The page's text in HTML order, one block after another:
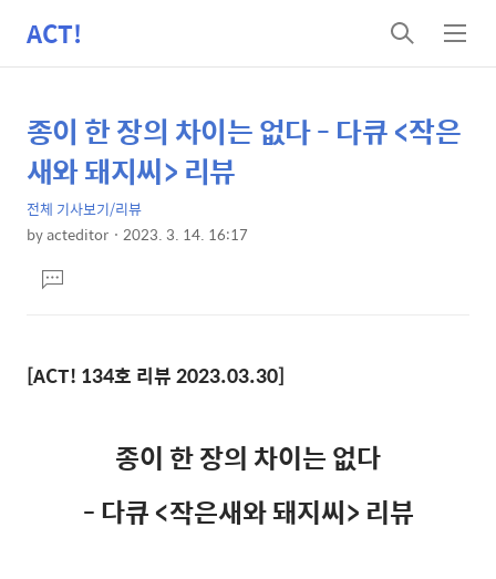
ACT!
검
색
메
뉴
상
세
컨
텐
본
문
제
목
종이 한 장의 차이는 없다 - 다큐 <작은
새와 돼지씨> 리뷰
전체 기사보기/리뷰
byacteditor 2023. 3. 14. 16:17
문댓
글
[ACT! 134호 리뷰 2023.03.30]
종이 한 장의 차이는 없다
- 다큐 <작은새와 돼지씨> 리뷰